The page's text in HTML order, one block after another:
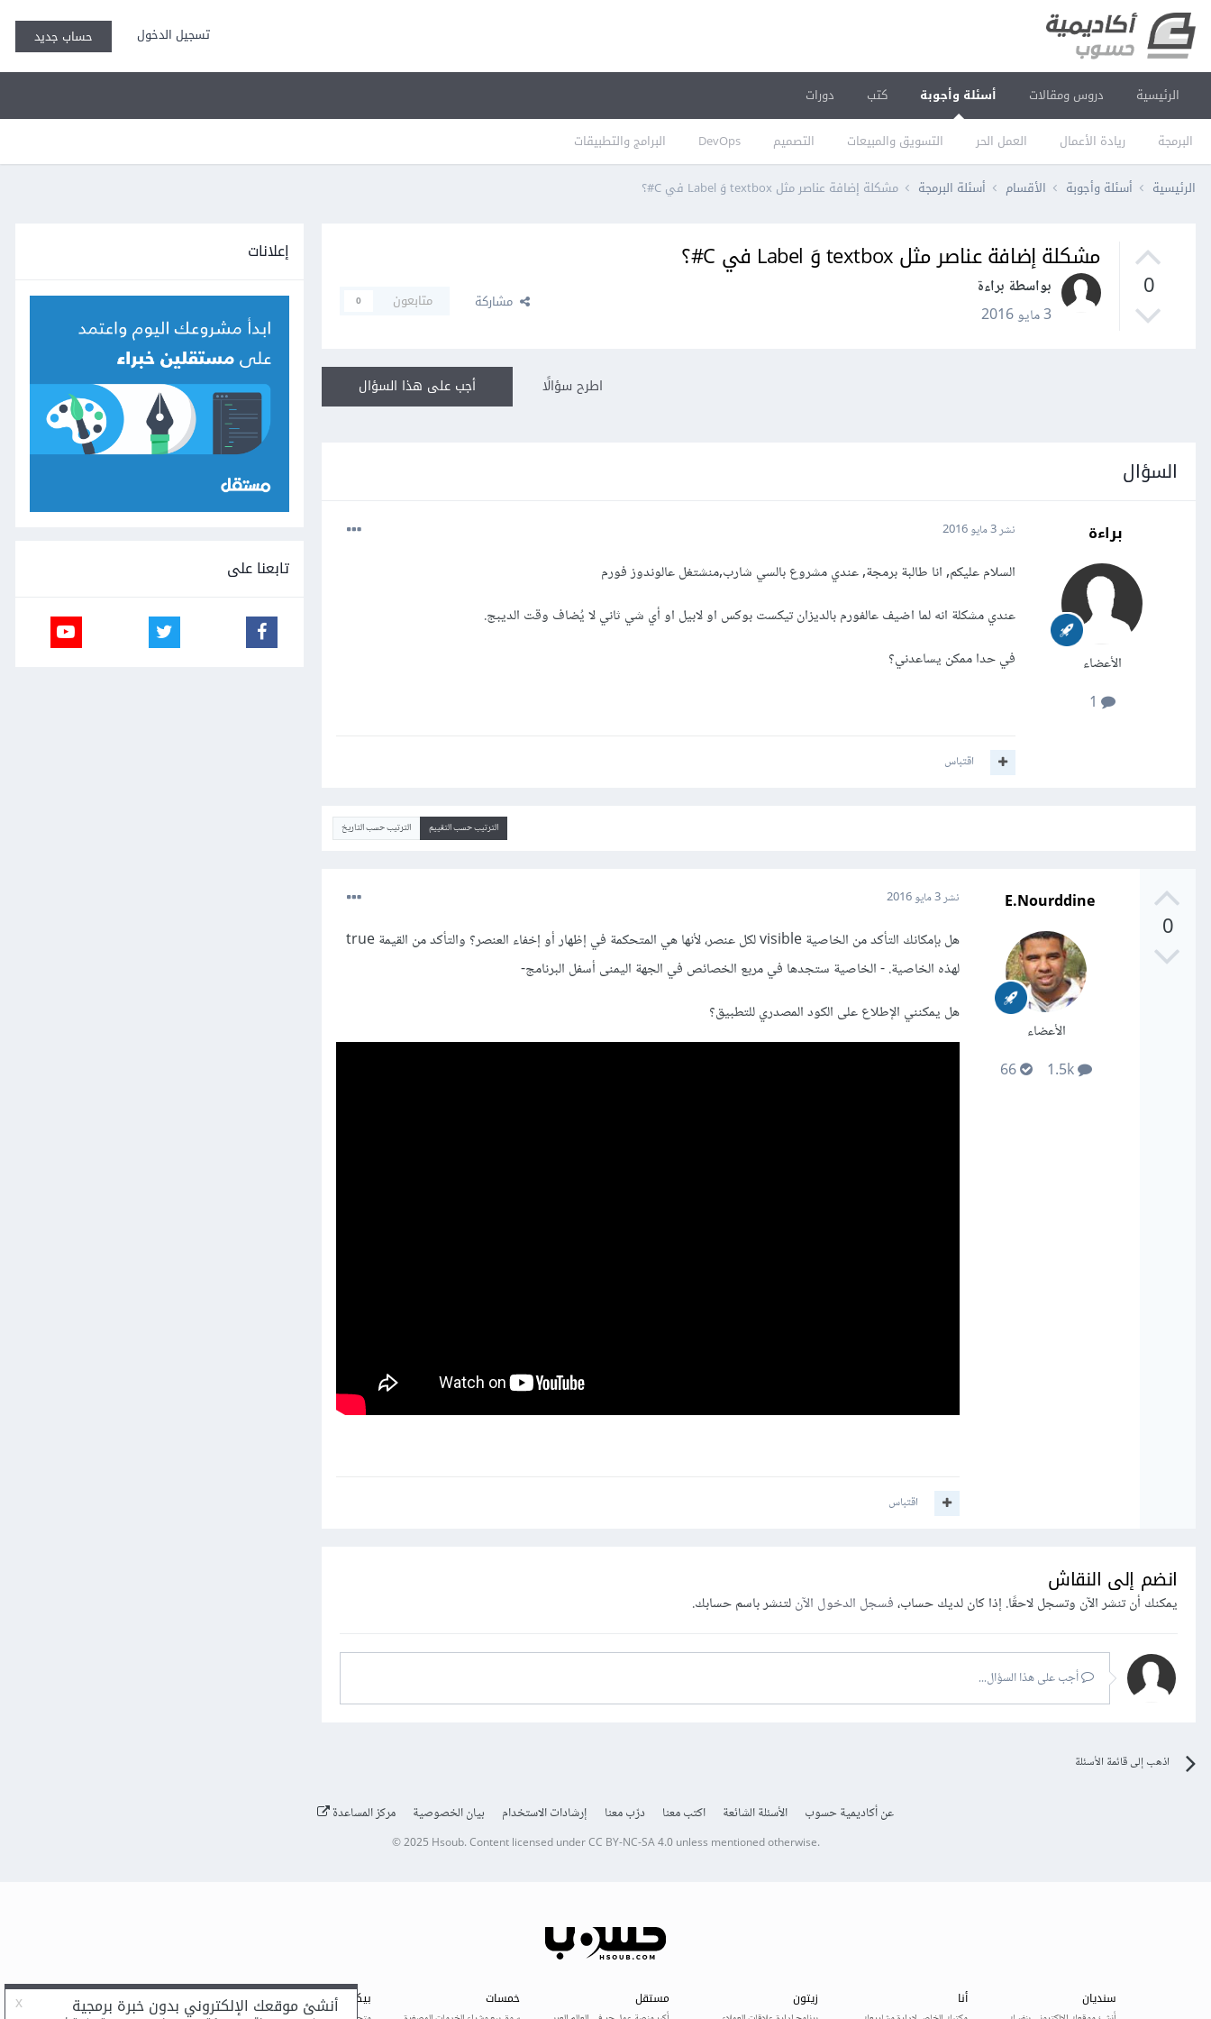
تسجيل الدخول حساب جديد
الرئيسية دروس ومقالات أسئلة وأجوبة
البرمجة ريادة الأعمال العمل الحر التسويق والمبيعات التصميم DevOps البرامج والتطبيقات
كتب دورات
الرئيسية أسئلة وأجوبة الأقسام أسئلة البرمجة مشكلة إضافة عناصر مثل textbox وَ Label في C#؟
0
مشكلة إضافة عناصر مثل textbox وَ Label في C#؟
بواسطة براءة
3 مايو 2016
مشاركة متابعون 0
أجب على هذا السؤال اطرح سؤالًا
السؤال
براءة
الأعضاء
نشر3 مايو 2016
السلام عليكم, انا طالبة برمجة, عندي مشروع بالسي شارب,منشتغل عالوندوز فورم
عندي مشكلة انه لما اضيف عالفورم بالديزان تيكست بوكس او لابيل او أي شي ثاني لا يُضاف وقت الديبج.
في حدا ممكن يساعدني؟
اقتباس
الترتيب حسب التقييم الترتيب حسب التاريخ
0
E.Nourddine
الأعضاء
نشر3 مايو 2016
هل بإمكانك التأكد من الخاصية visible لكل عنصر، لأنها هي المتحكمة في إظهار أو إخفاء العنصر؟ والتأكد من القيمة true
لهذه الخاصية. - الخاصية ستجدها في مربع الخصائص في الجهة اليمنى أسفل البرنامج-
هل يمكنني الإطلاع على الكود المصدري للتطبيق؟
اقتباس
انضم إلى النقاش
يمكنك أن تنشر الآن وتسجل لاحقًا. إذا كان لديك حساب،فسجل الدخول الآنلتنشر باسم حسابك.
أجب على هذا السؤال...
اذهب إلى قائمة الأسئلة
إعلانات
تابعنا على
عن أكاديمية حسوب الأسئلة الشائعة اكتب معنا درّب معنا إرشادات الاستخدام بيان الخصوصية مركز المساعدة
© 2025 Hsoub.Content licensed underCC BY-NC-SA 4.0unless mentioned otherwise.